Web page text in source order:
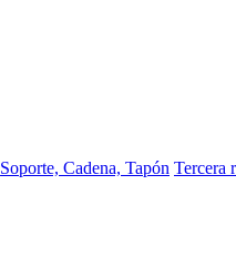
Soporte, Cadena, Tapón Tercera